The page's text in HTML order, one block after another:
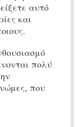
αυτό
και
πολύ
που